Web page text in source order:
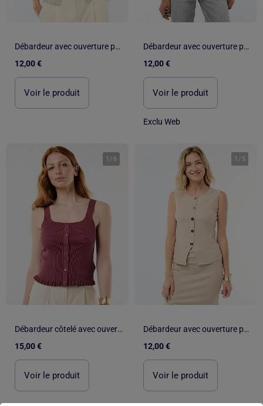
Débardeur avec ouverture par boutons dorés martelés
12,00 €
Voir le produit
Débardeur avec ouverture par boutons dorés martelés
12,00 €
Voir le produit
Exclu Web
1 / 6
Débardeur côtelé avec ouverture boutonnée factice devant
15,00 €
Voir le produit
1 / 5
Débardeur avec ouverture par boutons dorés martelés
12,00 €
Voir le produit